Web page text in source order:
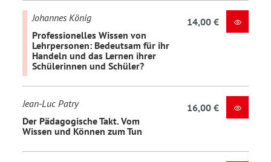
Johannes König
Professionelles Wissen von
Lehrpersonen: Bedeutsam für ihr
Handeln und das Lernen ihrer
Schülerinnen und Schüler?
14,00 €
Jean-Luc Patry
Der Pädagogische Takt. Vom
Wissen und Können zum Tun
16,00 €